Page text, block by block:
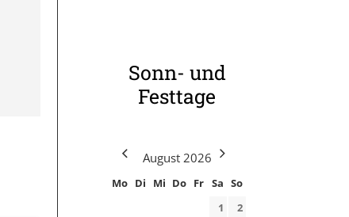
Sonn- und
Festtage
August 2026
Mo Di Mi Do Fr Sa So
1
2